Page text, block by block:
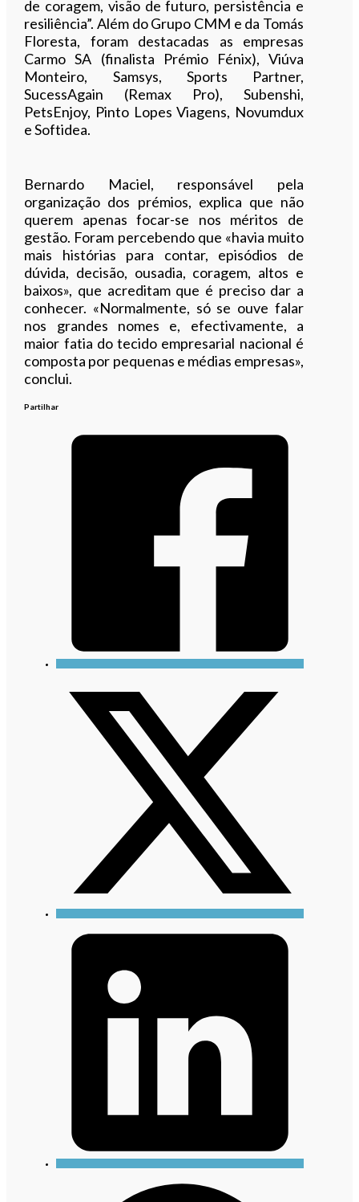
de coragem, visão de futuro, persistência e
resiliência”. Além do Grupo CMM e da Tomás
Floresta, foram destacadas as empresas
Carmo SA (finalista Prémio Fénix), Viúva
Monteiro, Samsys, Sports Partner,
SucessAgain (Remax Pro), Subenshi,
PetsEnjoy, Pinto Lopes Viagens, Novumdux
e Softidea.
Bernardo Maciel, responsável pela
organização dos prémios, explica que não
querem apenas focar-se nos méritos de
gestão. Foram percebendo que «havia muito
mais histórias para contar, episódios de
dúvida, decisão, ousadia, coragem, altos e
baixos», que acreditam que é preciso dar a
conhecer. «Normalmente, só se ouve falar
nos grandes nomes e, efectivamente, a
maior fatia do tecido empresarial nacional é
composta por pequenas e médias empresas»,
conclui.
Partilhar